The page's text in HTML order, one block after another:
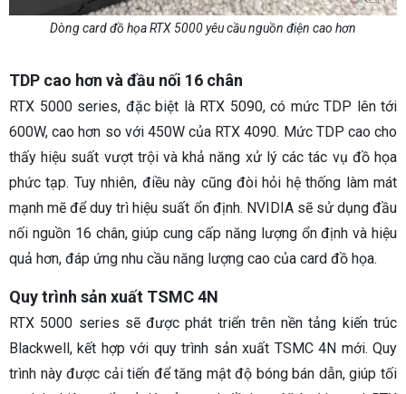
Dòng card đồ họa RTX 5000 yêu cầu nguồn điện cao hơn
TDP cao hơn và đầu nối 16 chân
RTX 5000 series, đặc biệt là RTX 5090, có mức TDP lên tới
600W, cao hơn so với 450W của RTX 4090. Mức TDP cao cho
thấy hiệu suất vượt trội và khả năng xử lý các tác vụ đồ họa
phức tạp. Tuy nhiên, điều này cũng đòi hỏi hệ thống làm mát
mạnh mẽ để duy trì hiệu suất ổn định. NVIDIA sẽ sử dụng đầu
nối nguồn 16 chân, giúp cung cấp năng lượng ổn định và hiệu
quả hơn, đáp ứng nhu cầu năng lượng cao của card đồ họa.
Quy trình sản xuất TSMC 4N
RTX 5000 series sẽ được phát triển trên nền tảng kiến trúc
Blackwell, kết hợp với quy trình sản xuất TSMC 4N mới. Quy
trình này được cải tiến để tăng mật độ bóng bán dẫn, giúp tối